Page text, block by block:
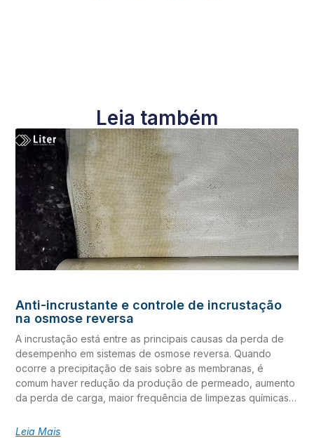
Leia também
Anti-incrustante e controle de incrustação
na osmose reversa
A incrustação está entre as principais causas da perda de
desempenho em sistemas de osmose reversa. Quando
ocorre a precipitação de sais sobre as membranas, é
comum haver redução da produção de permeado, aumento
da perda de carga, maior frequência de limpezas químicas e
sistemas de osmose reversa é uma ferramenta fundamental
Leia Mais